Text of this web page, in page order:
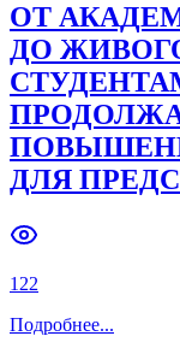
ОТ
ДО
ДЛЯ
122
Подробнее...